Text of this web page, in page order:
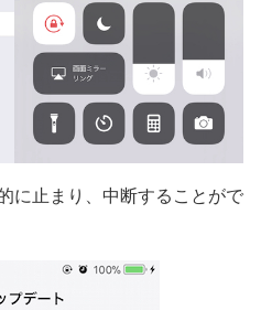
に止まり、中断することがで